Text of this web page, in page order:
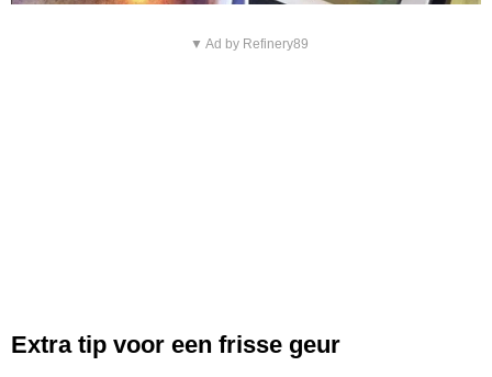
▼ Ad by Refinery89
Extra tip voor een frisse geur